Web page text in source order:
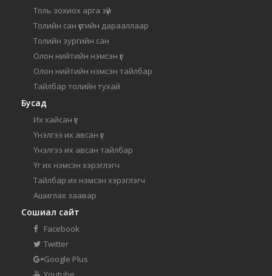
Толь зохиох арга зүй
Толийн сан үсгийн дарааллаар
Толийн зургийн сан
Олон нийтийн нэмсэн үг
Олон нийтийн нэмсэн тайлбар
Тайлбар толийн тухай
Бусад
Их хайсан үг
Үнэлгээ их авсан үг
Үнэлгээ их авсан тайлбар
Үг их нэмсэн хэрэглэгч
Тайлбар их нэмсэн хэрэглэгч
Ашиглах заавар
Сошиал сайт
Facebook
Twitter
Google Plus